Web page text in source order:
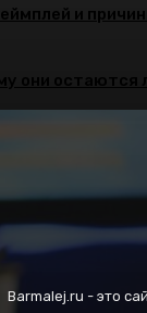
и
Barmalej.ru - это